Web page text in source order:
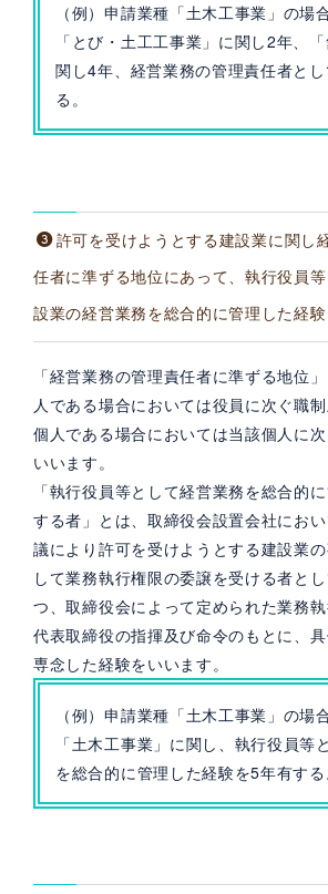
（例）申請業種「土木工事業」の場
「とび・土工工事業」に関し2年、
関し4年、経営業務の管理責任者と
る。
許可を受けようとする建設業に関し
任者に準ずる地位にあって、執行役員
設業の経営業務を総合的に管理した経
「経営業務の管理責任者に準ずる地位
人である場合においては役員に次ぐ職制
個人である場合においては当該個人に
いいます。
「執行役員等として経営業務を総合的
する者」とは、取締役会設置会社にお
議により許可を受けようとする建設業
して業務執行権限の委譲を受ける者と
つ、取締役会によって定められた業務執
代表取締役の指揮及び命令のもとに、
専念した経験をいいます。
（例）申請業種「土木工事業」の場
「土木工事業」に関し、執行役員等
を総合的に管理した経験を5年有する